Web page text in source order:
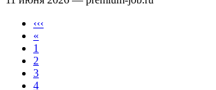
‹‹‹
«
1
2
3
4